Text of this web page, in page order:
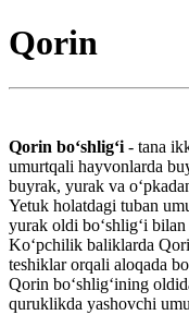
Qorin
Qorin boʻshligʻi - tana
umurtqali hayvonlarda
buyrak, yurak va
Yetuk holatdagi tuban
yurak oldi boʻshligʻi
Koʻpchilik baliklarda
teshiklar orqali aloqada
Qorin boʻshligʻining
quruklikda yashovchi